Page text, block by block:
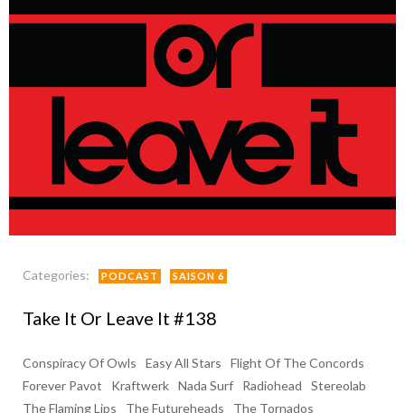
Categories: PODCAST SAISON 6
Take It Or Leave It #138
Conspiracy Of Owls Easy All Stars
Flight Of The Concords
Forever Pavot
Kraftwerk Nada Surf Radiohead
Stereolab
The Flaming Lips
The Futureheads The Tornados